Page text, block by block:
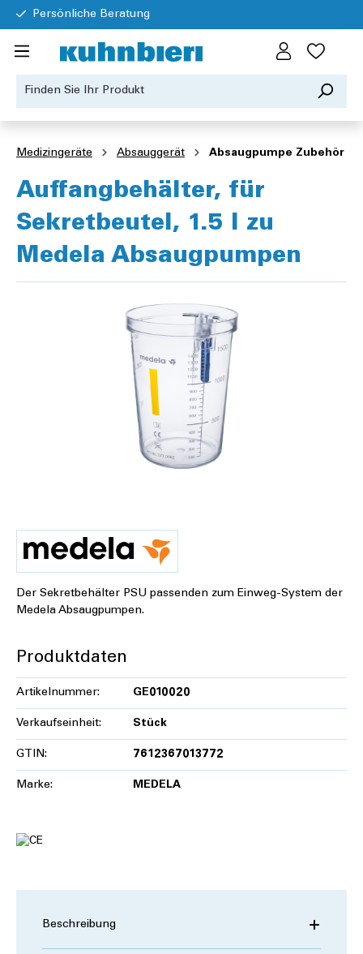
Persönliche Beratung
Medizingeräte Absauggerät Absaugpumpe Zubehör
Auffangbehälter, für
Sekretbeutel, 1.5 l zu
Medela Absaugpumpen
Der Sekretbehälter PSU passenden zum Einweg-System der
Medela Absaugpumpen.
Produktdaten
Artikelnummer: GE010020
Verkaufseinheit: Stück
GTIN: 7612367013772
Marke: MEDELA
Beschreibung